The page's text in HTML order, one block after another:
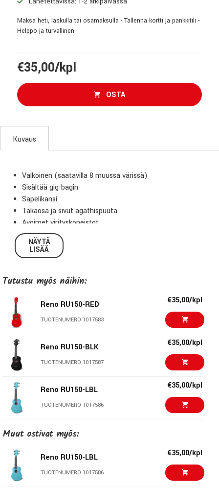
Maksa heti, laskulla tai osamaksulla - Tallenna kortti ja pankkitili -
Helppo ja turvallinen
€35,00/kpl
OSTA
Kuvaus
Valkoinen (saatavilla 8 muussa värissä)
Sisältää gig-bagin
Sapelikansi
Takaosa ja sivut agathispuuta
Avoimet virityskoneistot
NÄYTÄ
LISÄÄ
Tutustu myös näihin:
Reno RU150-RED
TUOTENUMERO 1017583
€35,00/kpl
Reno RU150-BLK
TUOTENUMERO 1017587
€35,00/kpl
Reno RU150-LBL
TUOTENUMERO 1017586
€35,00/kpl
Reno RU150-PNK
Reno RU150-MNT €35,00/kpl
Muut ostivat myös:
Reno RU150-LBL
TUOTENUMERO 1017586
€35,00/kpl